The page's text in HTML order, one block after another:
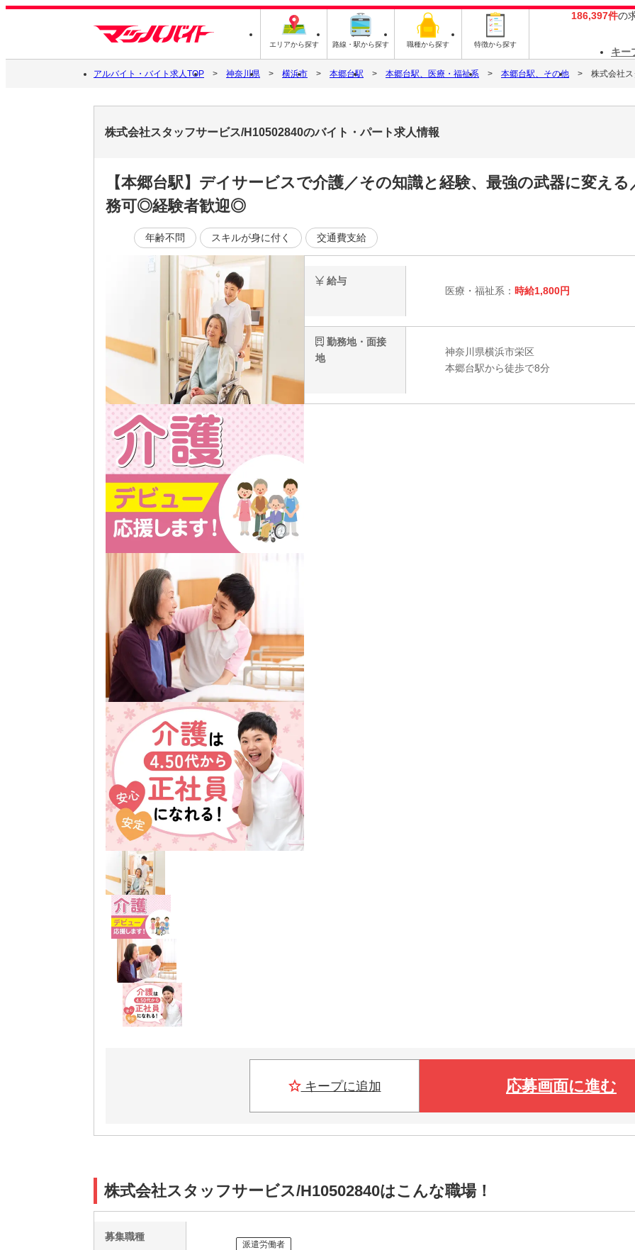
エリアから探す 路線・駅から探す 職種から探す 特徴から探す
186,397件の
キー
アルバイト・バイト求人TOP 神奈川県 横浜市 本郷台駅 本郷台駅、医療・福祉系 本郷台駅、その他 株式会社
株式会社スタッフサービス/H10502840のバイト・パート求人情報
【本郷台駅】デイサービスで介護／その知識と経験、最強の武器に変え
務可◎経験者歓迎◎
年齢不問 スキルが身に付く 交通費支給
給与
医療・福祉系： 時給1,800円
勤務地・面接
地
神奈川県横浜市栄区
本郷台駅から徒歩で8分
キープに追加 応募画面に進む
株式会社スタッフサービス/H10502840はこんな職場！
募集職種
派遣労働者